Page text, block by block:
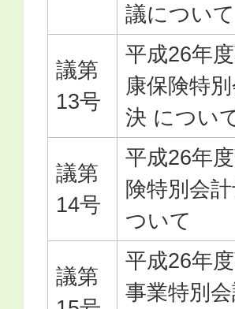
議について
議第
13号
平成26年
康保険特
決 につい
議第
14号
平成26年
険特別会
ついて
議第
平成26年
事業特別